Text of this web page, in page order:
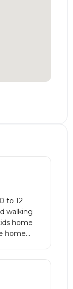
to 12
walking
home
home